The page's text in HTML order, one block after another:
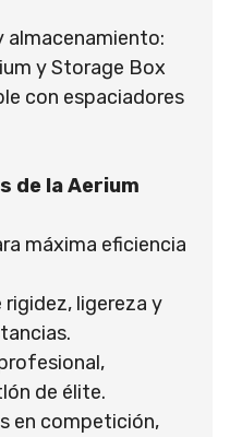
almacenamiento:
y Storage Box
con espaciadores
de la Aerium
máxima eficiencia
ligereza y
de élite.
en competición,